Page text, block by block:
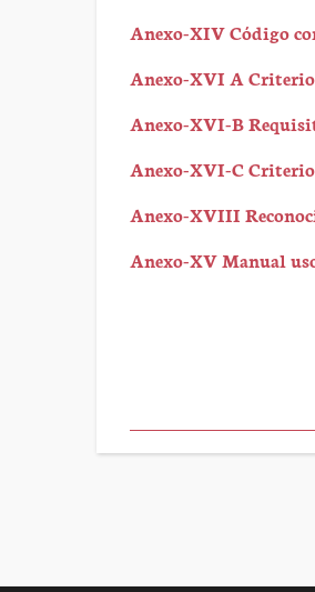
Anexo-XIV Código
Anexo-XVI A
Anexo-XVI-B
Anexo-XVI-C
Anexo-XVIII
Anexo-XV Manual